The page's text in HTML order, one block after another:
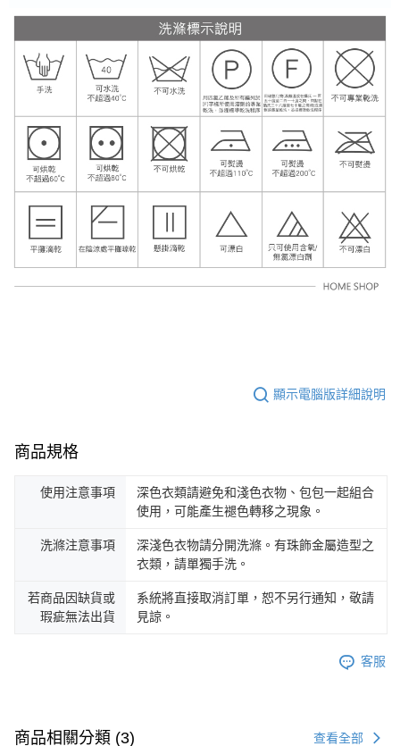
顯示電腦版詳細說明
商品規格
使用注意事項
深色衣類請避免和淺色衣物、包包一起組合
使用，可能產生褪色轉移之現象。
洗滌注意事項
深淺色衣物請分開洗滌。有珠飾金屬造型之
衣類，請單獨手洗。
若商品因缺貨或
瑕疵無法出貨
系統將直接取消訂單，恕不另行通知，敬請
見諒。
客服
商品相關分類 (3) 查看全部